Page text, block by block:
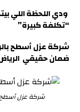
ودي اللحظة اللي
“تكلفة كبيرة”
شركة عزل أسطح
ضمان حقيقي
شركة عزل أسطح